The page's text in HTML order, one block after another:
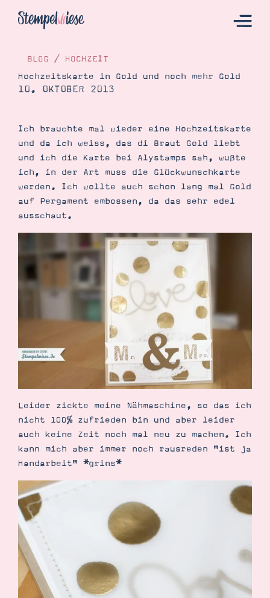
Katalog
Bestellen
Kontakt
Demonstrator werden
Blog
Gutscheine
Produkte erklärt
Über mich
Über Stampin’ Up!
Tipps & Tricks
Ordnungstipps
BLOG / HOCHZEIT
Hochzeitskarte in Gold und noch mehr Gold
10. OKTOBER 2013
Ich brauchte mal wieder eine Hochzeitskarte
und da ich weiss, das di Braut Gold liebt
und ich die Karte bei Alystamps sah, wußte
ich, in der Art muss die Glückwunschkarte
werden. Ich wollte auch schon lang mal Gold
auf Pergament embossen, da das sehr edel
ausschaut.
Leider zickte meine Nähmaschine, so das ich
nicht 100% zufrieden bin und aber leider
auch keine Zeit noch mal neu zu machen. Ich
kann mich aber immer noch rausreden "ist ja
Handarbeit" *grins*